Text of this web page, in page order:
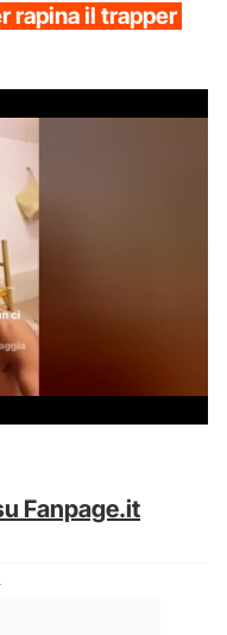
rapina il trapper
Fanpage.it